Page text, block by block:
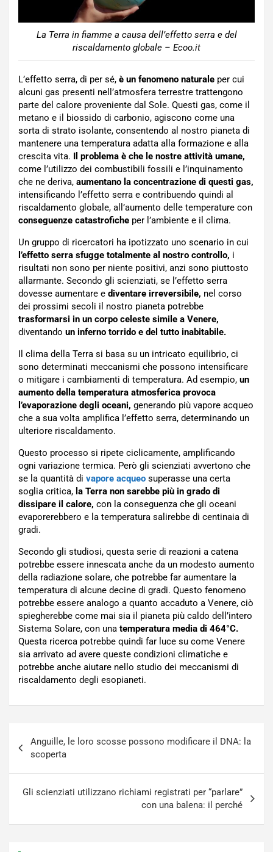
La Terra in fiamme a causa dell’effetto serra e del
riscaldamento globale – Ecoo.it
L’effetto serra, di per sé, è un fenomeno naturale per cui
alcuni gas presenti nell’atmosfera terrestre trattengono
parte del calore proveniente dal Sole. Questi gas, come il
metano e il biossido di carbonio, agiscono come una
sorta di strato isolante, consentendo al nostro pianeta di
mantenere una temperatura adatta alla formazione e alla
crescita vita. Il problema è che le nostre attività umane,
come l’utilizzo dei combustibili fossili e l’inquinamento
che ne deriva, aumentano la concentrazione di questi gas,
intensificando l’effetto serra e contribuendo quindi al
riscaldamento globale, all’aumento delle temperature con
conseguenze catastrofiche per l’ambiente e il clima.
Un gruppo di ricercatori ha ipotizzato uno scenario in cui
l’effetto serra sfugge totalmente al nostro controllo, i
risultati non sono per niente positivi, anzi sono piuttosto
allarmante. Secondo gli scienziati, se l’effetto serra
dovesse aumentare e diventare irreversibile, nel corso
dei prossimi secoli il nostro pianeta potrebbe
trasformarsi in un corpo celeste simile a Venere,
diventando un inferno torrido e del tutto inabitabile.
Il clima della Terra si basa su un intricato equilibrio, ci
sono determinati meccanismi che possono intensificare
o mitigare i cambiamenti di temperatura. Ad esempio, un
aumento della temperatura atmosferica provoca
l’evaporazione degli oceani, generando più vapore acqueo
che a sua volta amplifica l’effetto serra, determinando un
ulteriore riscaldamento.
Questo processo si ripete ciclicamente, amplificando
ogni variazione termica. Però gli scienziati avvertono che
se la quantità di vapore acqueo superasse una certa
soglia critica, la Terra non sarebbe più in grado di
dissipare il calore, con la conseguenza che gli oceani
evaporerebbero e la temperatura salirebbe di centinaia di
gradi.
Secondo gli studiosi, questa serie di reazioni a catena
potrebbe essere innescata anche da un modesto aumento
della radiazione solare, che potrebbe far aumentare la
temperatura di alcune decine di gradi. Questo fenomeno
potrebbe essere analogo a quanto accaduto a Venere, ciò
spiegherebbe come mai sia il pianeta più caldo dell’intero
Sistema Solare, con una temperatura media di 464°C.
Questa ricerca potrebbe quindi far luce su come Venere
sia arrivato ad avere queste condizioni climatiche e
potrebbe anche aiutare nello studio dei meccanismi di
riscaldamento degli esopianeti.
articoli
Anguille, le loro scosse possono modificare il DNA: la
scoperta
Gli scienziati utilizzano richiami registrati per “parlare”
con una balena: il perché